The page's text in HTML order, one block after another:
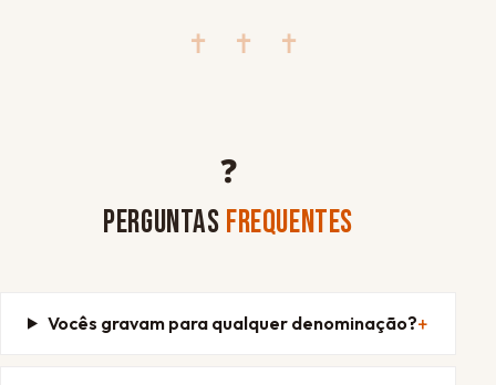
✝ ✝ ✝
❓
PERGUNTAS FREQUENTES
Vocês gravam para qualquer denominação?